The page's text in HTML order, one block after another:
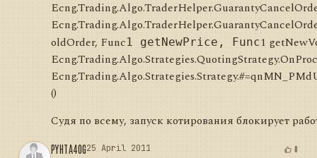
oldOrder, Func1 getNewPrice, Func1
()
Судя по всему, запуск котирования блокирует
PYHTA4OG25 April 2011 0